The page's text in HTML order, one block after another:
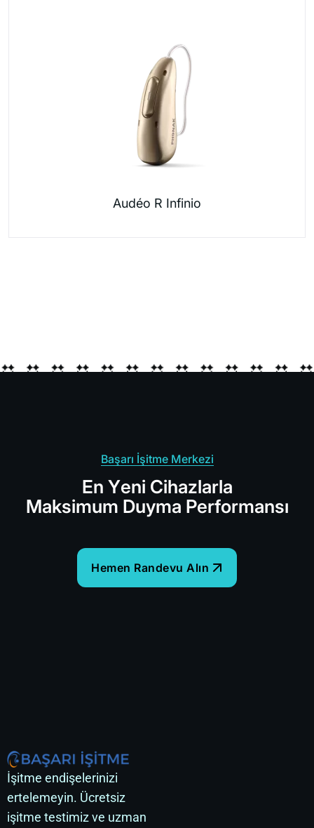
Audéo R Infinio
Başarı İşitme Merkezi
En Yeni Cihazlarla
Maksimum Duyma Performansı
İşitme endişelerinizi
ertelemeyin. Ücretsiz
işitme testimiz ve uzman